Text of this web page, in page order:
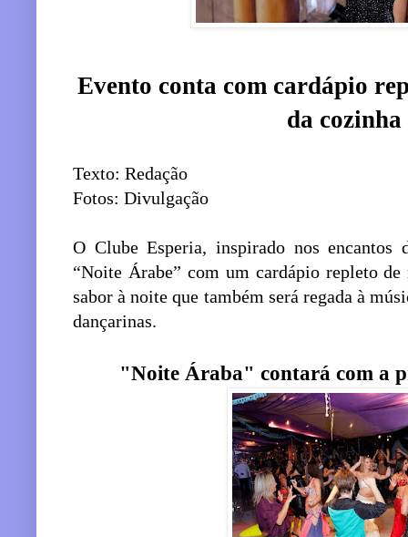
Evento conta com cardápio
da
Texto: Redação
Fotos: Divulgação
O Clube Esperia, inspirado nos
“Noite Árabe” com um cardápio repleto de
sabor à noite que também será regada à
dançarinas.
"Noite Áraba" contará com a